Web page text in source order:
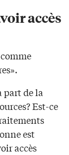
accès
part de la
Est-ce
est
accès